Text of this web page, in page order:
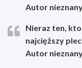
Autor
Nieraz ten,
najcięższy
Autor